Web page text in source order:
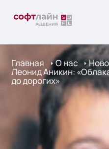
Главная О нас
Леонид Аникин:
до дорогих»